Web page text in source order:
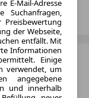
E-Mail-Adresse
Suchanfragen,
der Webseite,
entfällt. Mit
Informationen
Einige
verwendet, um
angegebene
und innerhalb